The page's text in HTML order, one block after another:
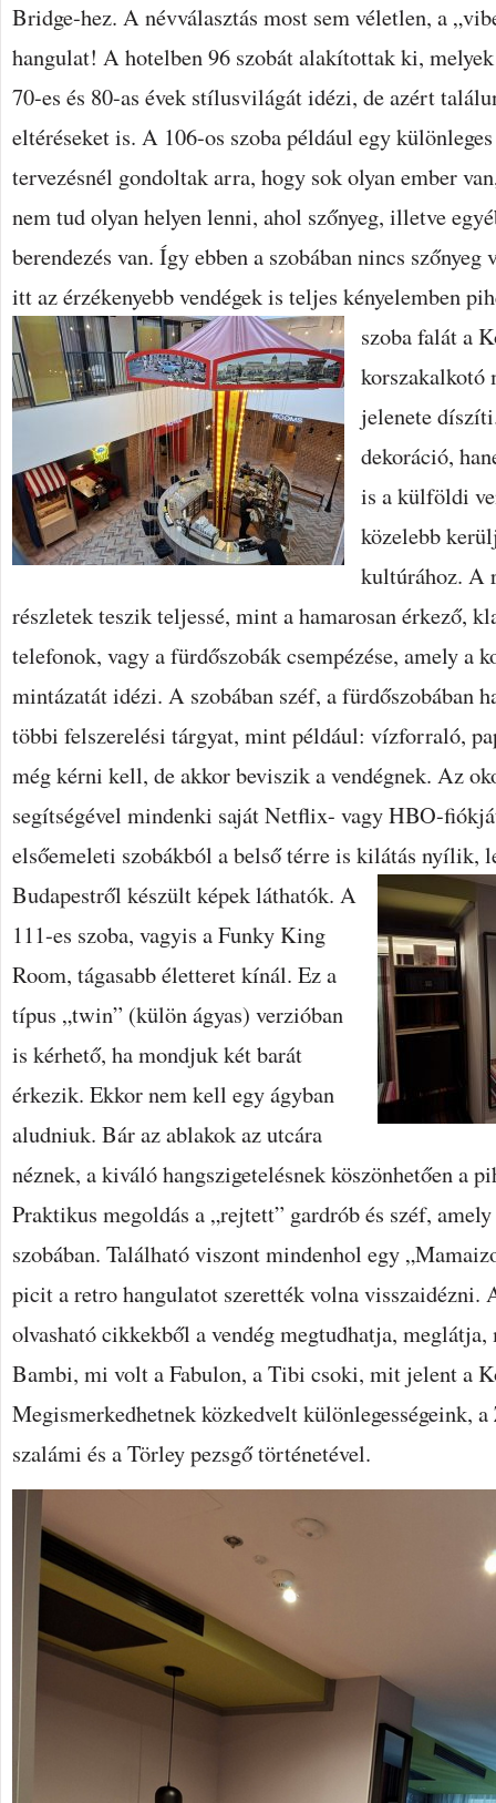
Bridge-hez. A névválasztás most sem véletlen, a
hangulat! A hotelben 96 szobát alakítottak ki,
70-es és 80-as évek stílusvilágát idézi, de azért
eltéréseket is. A 106-os szoba például egy
tervezésnél gondoltak arra, hogy sok olyan ember
nem tud olyan helyen lenni, ahol szőnyeg, illetve
berendezés van. Így ebben a szobában nincs
itt az érzékenyebb vendégek is teljes kényelemben
szoba falát a
korszakalkotó
jelenete
dekoráció,
is a külföldi
közelebb
kultúrához. A
részletek teszik teljessé, mint a hamarosan érkező,
telefonok, vagy a fürdőszobák csempézése, amely a
mintázatát idézi. A szobában széf, a fürdőszobában
többi felszerelési tárgyat, mint például: vízforraló,
még kérni kell, de akkor beviszik a vendégnek. Az
segítségével mindenki saját Netflix- vagy HBO-
elsőemeleti szobákból a belső térre is kilátás nyílik,
Budapestről készült képek láthatók. A
111-es szoba, vagyis a Funky King
Room, tágasabb életteret kínál. Ez a
típus „twin” (külön ágyas) verzióban
is kérhető, ha mondjuk két barát
érkezik. Ekkor nem kell egy ágyban
aludniuk. Bár az ablakok az utcára
néznek, a kiváló hangszigetelésnek köszönhetően a
Praktikus megoldás a „rejtett” gardrób és széf,
szobában. Található viszont mindenhol egy
picit a retro hangulatot szerették volna visszaidézni.
olvasható cikkekből a vendég megtudhatja,
Bambi, mi volt a Fabulon, a Tibi csoki, mit jelent a
Megismerkedhetnek közkedvelt különlegességeink,
szalámi és a Törley pezsgő történetével.